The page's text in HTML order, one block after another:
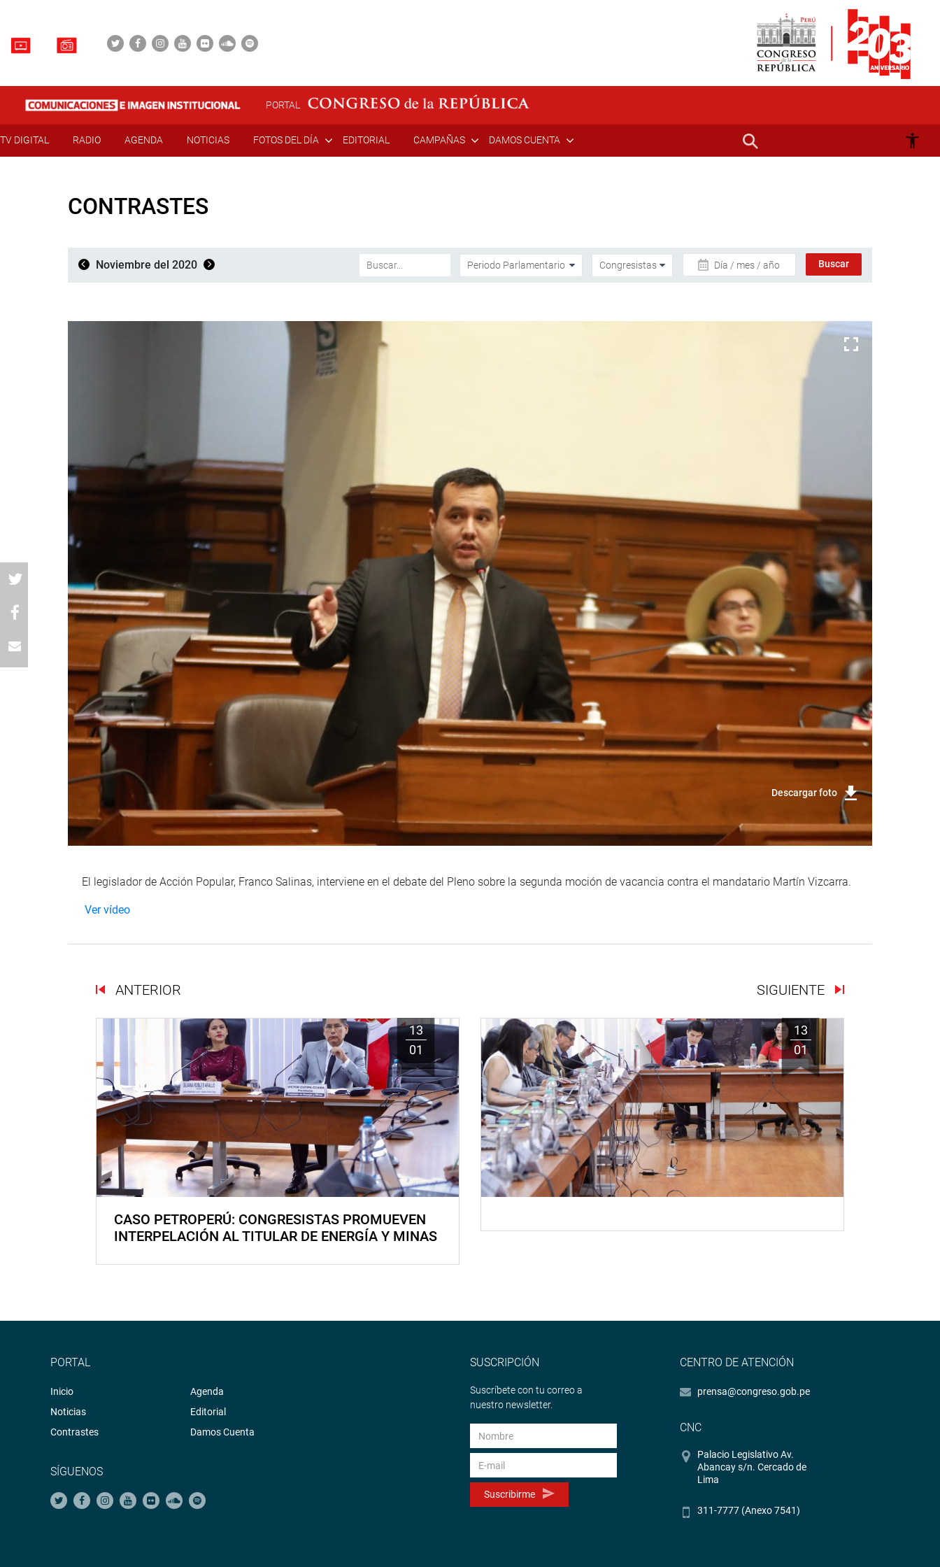
PORTAL
TV DIGITAL RADIO AGENDA NOTICIAS FOTOS DEL DÍA EDITORIAL CAMPAÑAS DAMOS CUENTA
CONTRASTES
Noviembre del 2020 Día / mes / año
Descargar foto
El legislador de Acción Popular, Franco Salinas, interviene en el debate del Pleno sobre la segunda moción de vacancia contra el mandatario Martín Vizcarra.
Ver vídeo
ANTERIOR SIGUIENTE
13
01
CASO PETROPERÚ: CONGRESISTAS PROMUEVEN
INTERPELACIÓN AL TITULAR DE ENERGÍA Y MINAS
13
01
PORTAL
Inicio
Noticias
Contrastes
Agenda
Editorial
Damos Cuenta
SÍGUENOS
SUSCRIPCIÓN
Suscríbete con tu correo a
nuestro newsletter.
Suscribirme
CENTRO DE ATENCIÓN
prensa@congreso.gob.pe
CNC
Palacio Legislativo Av.
Abancay s/n. Cercado de
Lima
311-7777 (Anexo 7541)